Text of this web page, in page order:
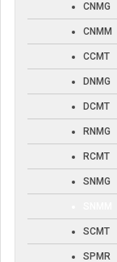
CNMG
CNMM
CCMT
DNMG
DCMT
RNMG
RCMT
SNMG
SCMT
SPMR